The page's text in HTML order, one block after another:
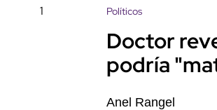
1 Políticos
Doctor
podría
Anel Rangel